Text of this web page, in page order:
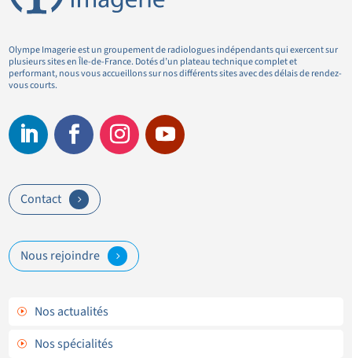
Olympe Imagerie est un groupement de radiologues indépendants qui exercent sur
plusieurs sites en Île-de-France. Dotés d’un plateau technique complet et
performant, nous vous accueillons sur nos différents sites avec des délais de rendez-
vous courts.
5
Contact
5
Nous rejoindre
I Nos actualités
I Nos spécialités